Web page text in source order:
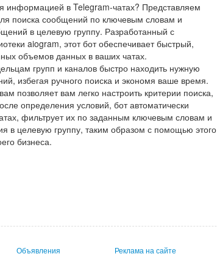
в Telegram-чатах? Представляем
поиска сообщений по ключевым словам и
в целевую группу. Разработанный с
aiogram, этот бот обеспечивает быстрый,
объемов данных в ваших чатах.
групп и каналов быстро находить нужную
избегая ручного поиска и экономя ваше время.
позволяет вам легко настроить критерии поиска,
определения условий, бот автоматически
фильтрует их по заданным ключевым словам и
в целевую группу, таким образом с помощью этого
бизнеса.
Объявления Реклама на сайте